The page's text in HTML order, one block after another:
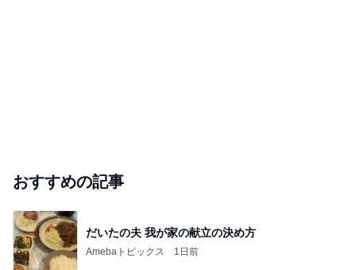
おすすめの記事
だいたの夫 我が家の献立の決め方
Amebaトピックス 1日前